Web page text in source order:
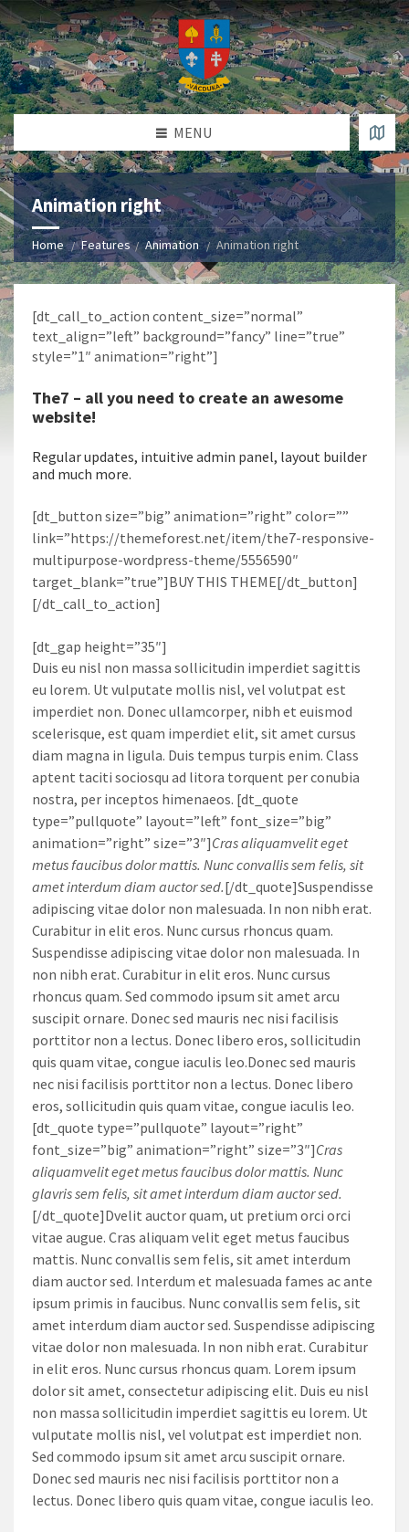
MENU
Animation right
Home Features Animation Animation right
[dt_call_to_action content_size=”normal”
text_align=”left” background=”fancy” line=”true”
style=”1″ animation=”right”]
The7 – all you need to create an awesome
website!
Regular updates, intuitive admin panel, layout builder
and much more.
[dt_button size=”big” animation=”right” color=””
link=”https://themeforest.net/item/the7-responsive-
multipurpose-wordpress-theme/5556590″
target_blank=”true”]BUY THIS THEME[/dt_button]
[/dt_call_to_action]
[dt_gap height=”35″]
Duis eu nisl non massa sollicitudin imperdiet sagittis
eu lorem. Ut vulputate mollis nisl, vel volutpat est
imperdiet non. Donec ullamcorper, nibh et euismod
scelerisque, est quam imperdiet elit, sit amet cursus
diam magna in ligula. Duis tempus turpis enim. Class
aptent taciti sociosqu ad litora torquent per conubia
nostra, per inceptos himenaeos. [dt_quote
type=”pullquote” layout=”left” font_size=”big”
animation=”right” size=”3″]Cras aliquamvelit eget
metus faucibus dolor mattis. Nunc convallis sem felis, sit
amet interdum diam auctor sed.[/dt_quote]Suspendisse
adipiscing vitae dolor non malesuada. In non nibh erat.
Curabitur in elit eros. Nunc cursus rhoncus quam.
Suspendisse adipiscing vitae dolor non malesuada. In
non nibh erat. Curabitur in elit eros. Nunc cursus
rhoncus quam. Sed commodo ipsum sit amet arcu
suscipit ornare. Donec sed mauris nec nisi facilisis
porttitor non a lectus. Donec libero eros, sollicitudin
quis quam vitae, congue iaculis leo.Donec sed mauris
nec nisi facilisis porttitor non a lectus. Donec libero
eros, sollicitudin quis quam vitae, congue iaculis leo.
[dt_quote type=”pullquote” layout=”right”
font_size=”big” animation=”right” size=”3″]Cras
aliquamvelit eget metus faucibus dolor mattis. Nunc
glavris sem felis, sit amet interdum diam auctor sed.
[/dt_quote]Dvelit auctor quam, ut pretium orci orci
vitae augue. Cras aliquam velit eget metus faucibus
mattis. Nunc convallis sem felis, sit amet interdum
diam auctor sed. Interdum et malesuada fames ac ante
ipsum primis in faucibus. Nunc convallis sem felis, sit
amet interdum diam auctor sed. Suspendisse adipiscing
vitae dolor non malesuada. In non nibh erat. Curabitur
in elit eros. Nunc cursus rhoncus quam. Lorem ipsum
dolor sit amet, consectetur adipiscing elit. Duis eu nisl
non massa sollicitudin imperdiet sagittis eu lorem. Ut
vulputate mollis nisl, vel volutpat est imperdiet non.
Sed commodo ipsum sit amet arcu suscipit ornare.
Donec sed mauris nec nisi facilisis porttitor non a
lectus. Donec libero quis quam vitae, congue iaculis leo.